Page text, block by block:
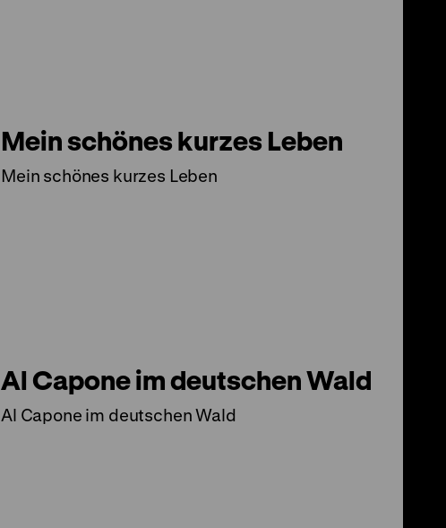
Mein schönes kurzes Leben
Mein schönes kurzes Leben
Al Capone im deutschen Wald
Al Capone im deutschen Wald